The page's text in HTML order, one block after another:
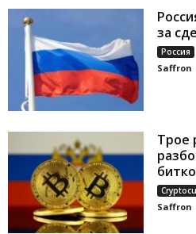
за
Россия
Saffron
Трое
Saffron